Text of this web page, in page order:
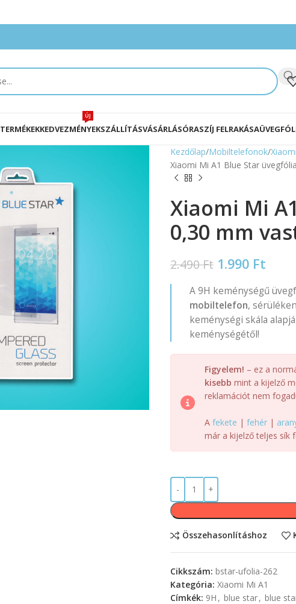
TERMÉKEKKEDVEZMÉNYEK
ÚJ
SZÁLLÍTÁSVÁSÁRLÁSÓRASZÍJ FELRAKÁSA
Kezdőlap Mobiltelefonok Xiaomi
Xiaomi Mi A1 Blue Star
Xiaomi Mi
0,30 mm
2.490Ft 1.990 Ft
A 9H keménységű
mobiltelefon,
keménységi skála
keménységétől!
Figyelem! – ez a
kisebb mint a kijelző
reklamációt nem
A fekete | fehér|
már a kijelző teljes sík
Összehasonlításhoz
Cikkszám: bstar-ufolia-262
Kategória: Xiaomi Mi A1
Címkék: 9H , blue star, blue